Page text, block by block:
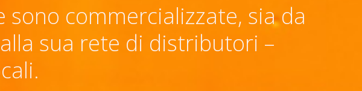
sono commercializzate, sia da
sua rete di distributori –